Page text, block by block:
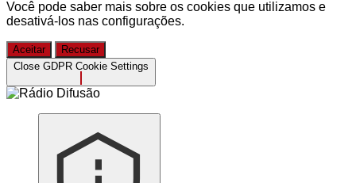
Você pode saber mais sobre os cookies que utilizamos e
desativá-los nas configurações.
Aceitar
Recusar
Close GDPR Cookie Settings